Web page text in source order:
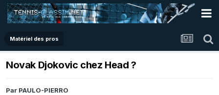
Matériel des pros
Novak Djokovic chez Head ?
Par PAULO-PIERRO